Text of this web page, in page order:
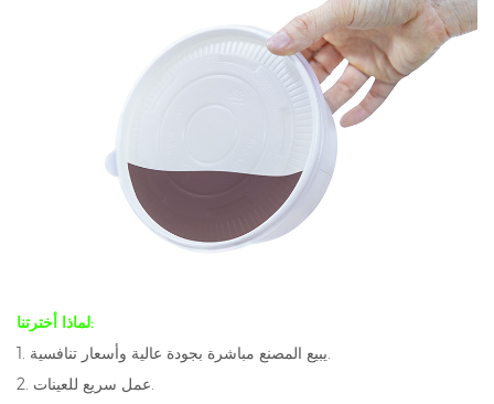
لماذا أخترتنا:
1. يبيع المصنع مباشرة بجودة عالية وأسعار تنافسية.
2. عمل سريع للعينات.